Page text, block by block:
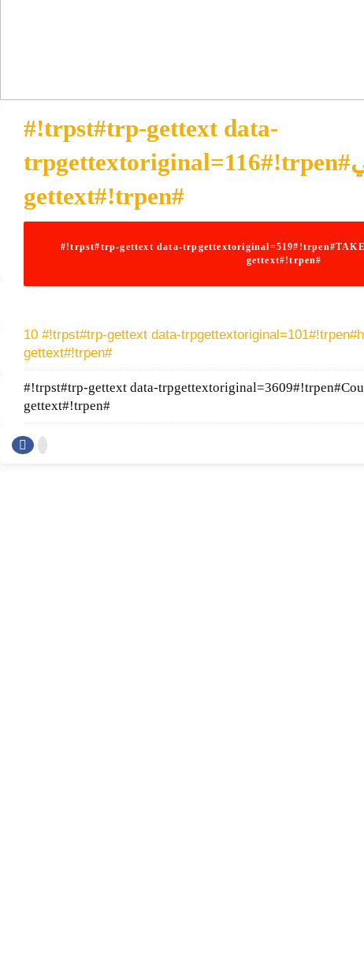
#!trpst#trp-gettext data-
trpgettextoriginal=116#!trpen#مجاني#!trpst#/trp-
gettext#!trpen#
#!trpst#trp-gettext data-
gettext#!trpen#
10 #!trpst#trp-gettext data-
gettext#!trpen#
#!trpst#trp-gettext data-
gettext#!trpen#